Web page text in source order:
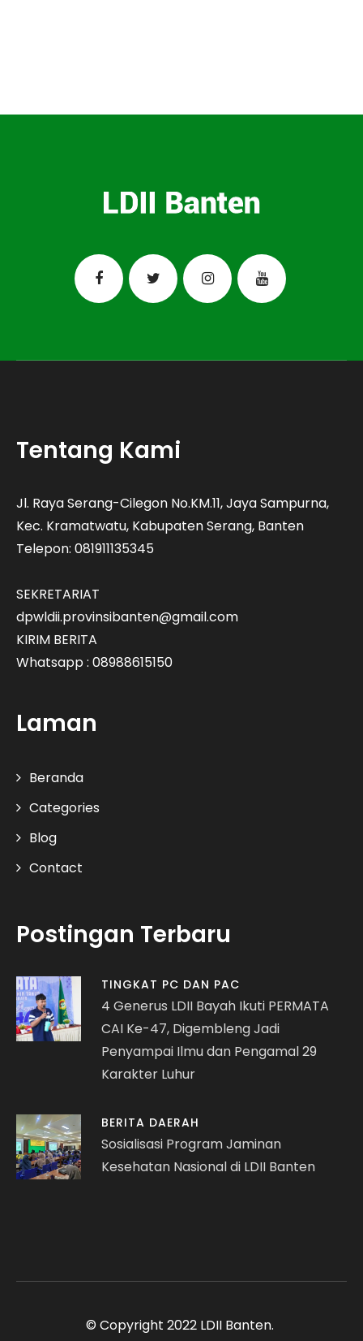
Tentang Kami
Jl. Raya Serang-Cilegon No.KM.11, Jaya Sampurna,
Kec. Kramatwatu, Kabupaten Serang, Banten
Telepon: 081911135345
SEKRETARIAT
dpwldii.provinsibanten@gmail.com
KIRIM BERITA
Whatsapp : 08988615150
Laman
Beranda
Categories
Blog
Contact
Postingan Terbaru
TINGKAT PC DAN PAC
4 Generus LDII Bayah Ikuti PERMATA
CAI Ke-47, Digembleng Jadi
Penyampai Ilmu dan Pengamal 29
Karakter Luhur
BERITA DAERAH
Sosialisasi Program Jaminan
Kesehatan Nasional di LDII Banten
© Copyright 2022 LDII Banten.